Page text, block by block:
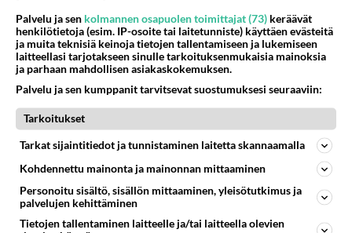
Anonyymi
2024-02-29 20:26:21
Äänestä Kommentoi
Anonyymi
Vaikuttaa siltä, että ateistinen ratkaisu on se, jota
kovasti puolustelet. Kuitenkin ihminen voi langeta
Palvelu ja sen kolmannen osapuolen toimittajat (73) keräävät
henkilötietoja (esim. IP-osoite tai laitetunniste) käyttäen evästeitä
ja muita teknisiä keinoja tietojen tallentamiseen ja lukemiseen
laitteellasi tarjotakseen sinulle tarkoituksenmukaisia mainoksia
ja parhaan mahdollisen asiakaskokemuksen.
Palvelu ja sen kumppanit tarvitsevat suostumuksesi seuraaviin:
Tarkoitukset
Tarkat sijaintitiedot ja tunnistaminen laitetta skannaamalla
Kohdennettu mainonta ja mainonnan mittaaminen
Personoitu sisältö, sisällön mittaaminen, yleisötutkimus ja
palvelujen kehittäminen
Tietojen tallentaminen laitteelle ja/tai laitteella olevien